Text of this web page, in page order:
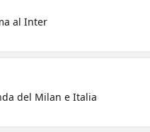
al Inter
del Milan e Italia